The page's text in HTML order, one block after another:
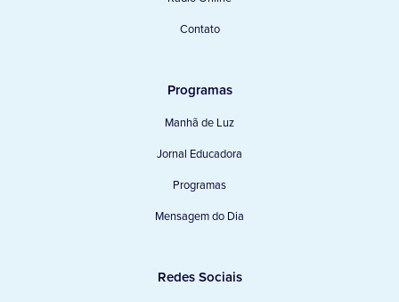
Contato
Programas
Manhã de Luz
Jornal Educadora
Programas
Mensagem do Dia
Redes Sociais